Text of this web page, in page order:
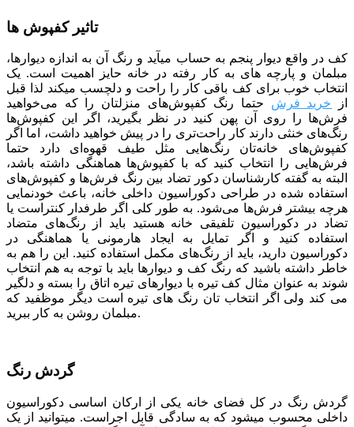
تاثیر کفپوش ها
کف در واقع دیوار پنجم به حساب می­آید و رنگ آن به اندازه دیوارها،
مبلمان و پارچه ­های به کار رفته در خانه حایز اهمیت است. یک
انتخاب خوب برای کف باقی کار را راحت و دلچسب می­کند لذا قبل
از خرید فرش حتما رنگ کفپوش‌های منزلتان را که می‌خواهید
فرش‌ها را روی آن پهن کنید در نظر بگیرید، اگر این کفپوش‌ها
رنگ‌های خنثی دارند کار راحت‌تری را در پیش خواهید داشت، اما اگر
کفپوش‌های خانه‌تان رنگ‌هایی مثل طیف قهوه‌ای دارد حتما
فرش‌هایی را انتخاب کنید که با کفپوش‌ها هماهنگی داشته باشد،
البته به گفته کارشناسان دکور تضاد بین رنگ فرش‌ها و کفپوش‌های
استفاده شده در طراحی دکوراسیون داخلی خانه، باعث خودنمایی
هرچه بیشتر فرش‌ها می‌شود. به طور کلی اگر طرفدار کنتراست یا
تضاد در دکوراسیون تلفیقی خانه هستید باید از رنگ‌های متضاد
استفاده کنید و اگر تمایل به ایجاد هارمونی یا هماهنگی در
دکوراسیون دارید، باید از رنگ‌های مکمل استفاده کنید. این را هم به
خاطر داشته باشید که رنگ کف و دیوارها باید با توجه به هم انتخاب
شوند به عنوان مثال کف تیره با دیوارهای تیره اتاق را بسته و دلگیر
می کند ولی اگر انتخاب تان رنگ های تیره است دیگر موظفید که
مبلمان روشن به کار ببرید.
گردش رنگ
گردش رنگ در کل فضای خانه یکی از ارکان اساسی دکوراسیون
داخلی محسوب می­شود که به سادگی قابل اجراست. می­توانید از یک